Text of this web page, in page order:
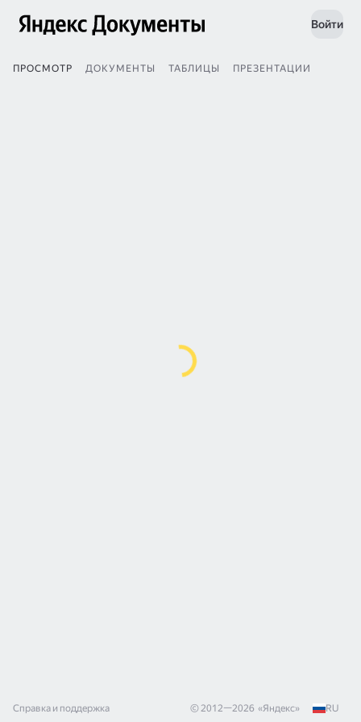
Войти
ПРОСМОТР ДОКУМЕНТЫ ТАБЛИЦЫ ПРЕЗЕНТАЦИИ
Справка и поддержка © 2012—2026 «Яндекс» RU